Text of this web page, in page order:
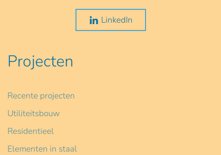
LinkedIn
Projecten
Recente projecten
Utiliteitsbouw
Residentieel
Elementen in staal